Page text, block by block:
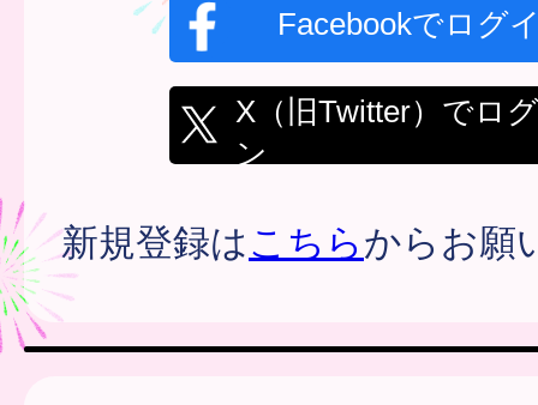
Facebookでログ
X（旧Twitter）でロ
ン
新規登録はこちらからお願